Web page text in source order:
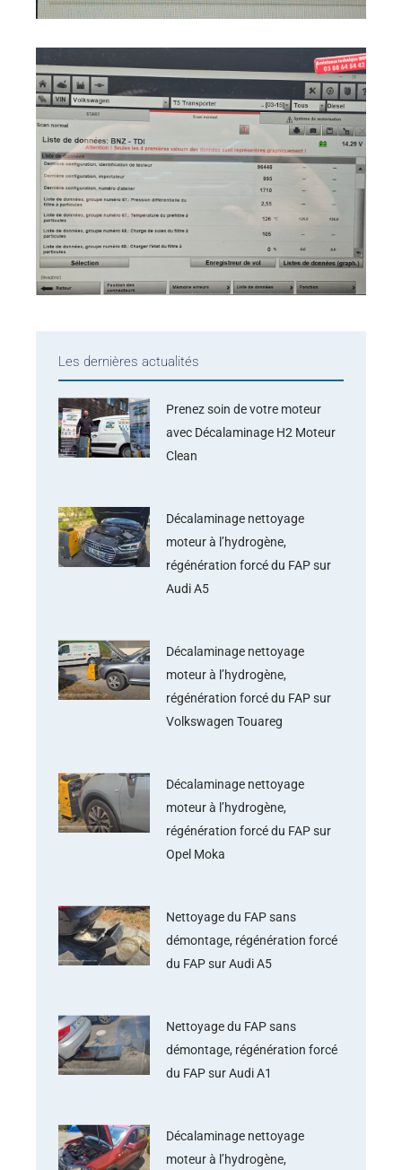
Les dernières actualités
Prenez soin de votre moteur
avec Décalaminage H2 Moteur
Clean
Décalaminage nettoyage
moteur à l’hydrogène,
régénération forcé du FAP sur
Audi A5
Décalaminage nettoyage
moteur à l’hydrogène,
régénération forcé du FAP sur
Volkswagen Touareg
Décalaminage nettoyage
moteur à l’hydrogène,
régénération forcé du FAP sur
Opel Moka
Nettoyage du FAP sans
démontage, régénération forcé
du FAP sur Audi A5
Nettoyage du FAP sans
démontage, régénération forcé
du FAP sur Audi A1
Décalaminage nettoyage
moteur à l’hydrogène,